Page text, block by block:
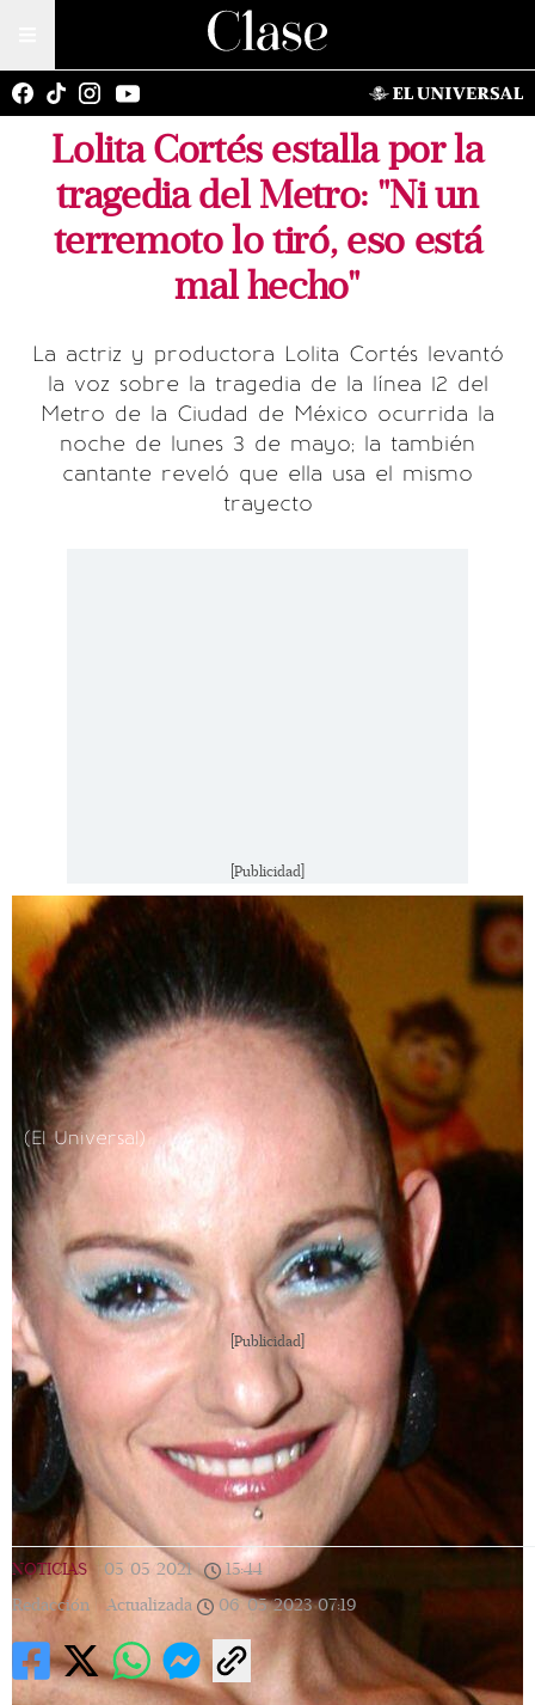
Lolita Cortés estalla por la
tragedia del Metro: "Ni un
terremoto lo tiró, eso está
mal hecho"
La actriz y productora Lolita Cortés levantó
la voz sobre la tragedia de la línea 12 del
Metro de la Ciudad de México ocurrida la
noche de lunes 3 de mayo; la también
cantante reveló que ella usa el mismo
trayecto
[Publicidad]
(El Universal)
[Publicidad]
NOTICIAS 05/05/2021 | 15:44
Redacción |
Actualizada 06/05/2023 07:19